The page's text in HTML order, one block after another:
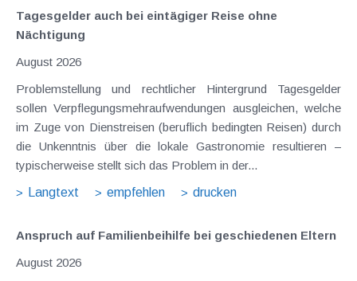
Tagesgelder auch bei eintägiger Reise ohne
Nächtigung
August 2026
Problemstellung und rechtlicher Hintergrund Tagesgelder
sollen Verpflegungsmehraufwendungen ausgleichen, welche
im Zuge von Dienstreisen (beruflich bedingten Reisen) durch
die Unkenntnis über die lokale Gastronomie resultieren –
typischerweise stellt sich das Problem in der...
Langtext
empfehlen drucken
Anspruch auf Familienbeihilfe bei geschiedenen Eltern
August 2026